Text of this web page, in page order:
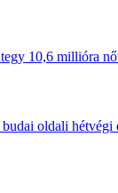
10,6 millióra
oldali hétvégi